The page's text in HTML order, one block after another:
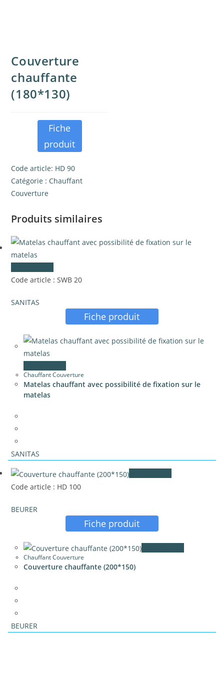
Couverture
chauffante
(180*130)
Fiche
produit
Code article: HD 90
Catégorie : Chauffant
Couverture
Produits similaires
Code article : SWB 20
SANITAS
Fiche produit
Chauffant Couverture
Matelas chauffant avec possibilité de fixation sur le
matelas
SANITAS
Code article : HD 100
BEURER
Fiche produit
Chauffant Couverture
Couverture chauffante (200*150)
BEURER